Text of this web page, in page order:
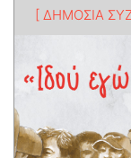
[ ΔΗΜΟΣΙΑ